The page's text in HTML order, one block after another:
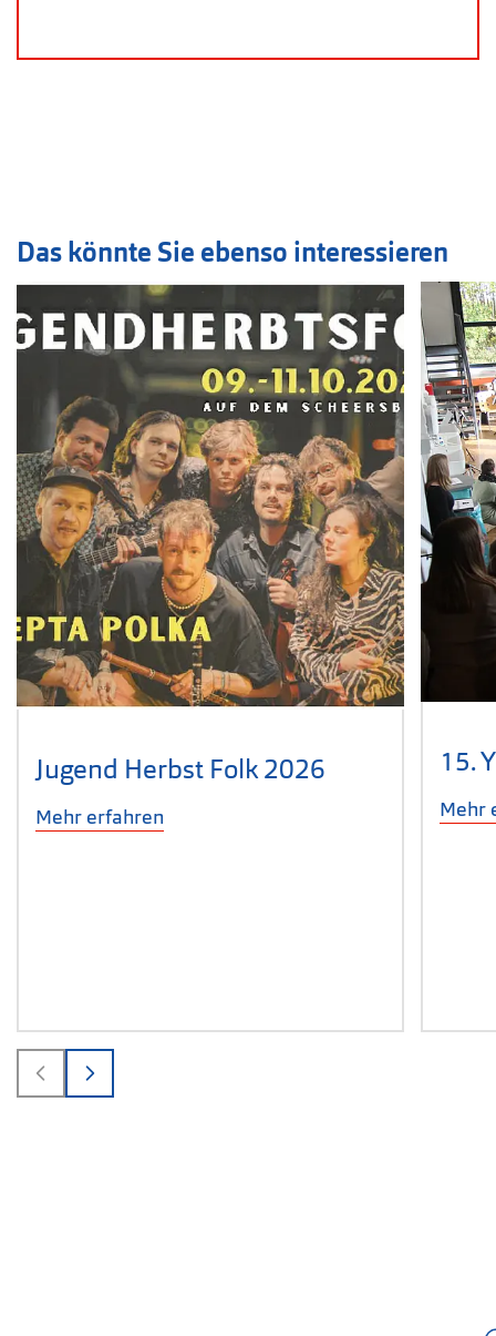
Das könnte Sie ebenso interessieren
Veranstaltung1bis2von11sichtbar.
Jugend Herbst Folk 2026
Mehr erfahren
15.
Mehr